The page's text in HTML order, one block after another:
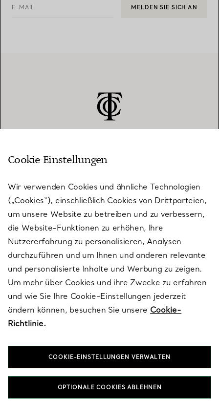
E-MAIL MELDEN SIE SICH AN
KUNDENSERVICE
SERVICES
ÜBER TIFFANY & CO.
RECHTLICHE HINWEISE
FOLGEN SIE UNS
Cookie-Einstellungen
Wir verwenden Cookies und ähnliche Technologien
(„Cookies“), einschließlich Cookies von Drittparteien,
um unsere Website zu betreiben und zu verbessern,
die Website-Funktionen zu erhöhen, Ihre
Nutzererfahrung zu personalisieren, Analysen
durchzuführen und um Ihnen und anderen relevante
und personalisierte Inhalte und Werbung zu zeigen.
Um mehr über Cookies und ihre Zwecke zu erfahren
und wie Sie Ihre Cookie-Einstellungen jederzeit
ändern können, besuchen Sie unsere Cookie-
Richtlinie.
COOKIE-EINSTELLUNGEN VERWALTEN
OPTIONALE COOKIES ABLEHNEN